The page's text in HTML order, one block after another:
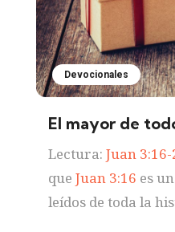
Devocionales
El mayor de
Lectura: Juan 3:16-
que Juan 3:16 es
leídos de toda la